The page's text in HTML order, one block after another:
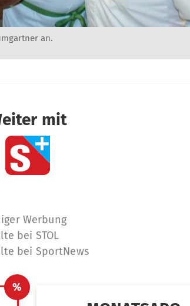
an.